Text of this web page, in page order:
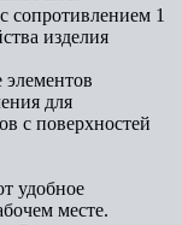
сопротивлением 1
изделия
элементов
для
с поверхностей
удобное
месте.